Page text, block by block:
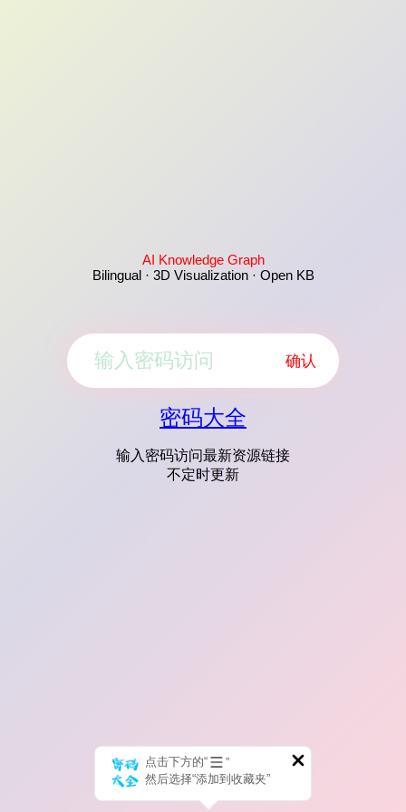
AI Knowledge Graph
Bilingual · 3D Visualization · Open KB
确认
密码大全
输入密码访问最新资源链接
不定时更新
点击下方的“
”
然后选择“添加到收藏夹”